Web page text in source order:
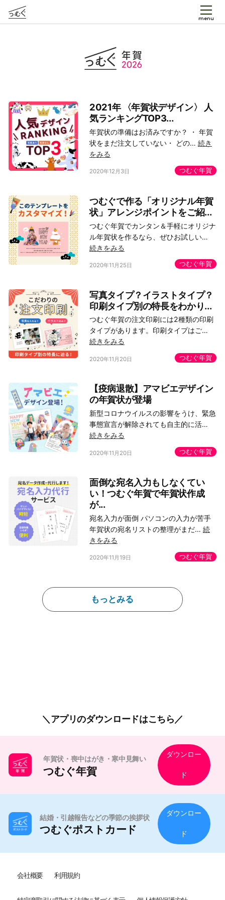
つむぐ年賀
2021年 〈年賀状デザイン〉 人
気ランキングTOP3...
年賀状の準備はお済みですか？ ・ 年賀
状をまだ注文していない・ どの…続き
をみる
2020年12月3日 つむぐ年賀
つむぐで作る「オリジナル年賀
状」アレンジポイントをご紹...
つむぐ年賀でカンタン＆手軽にオリジナ
ル年賀状を作るなら、ぜひお試しい…
続きをみる
2020年11月25日 つむぐ年賀
写真タイプ？イラストタイプ？
印刷タイプ別の特長をわかり...
つむぐ年賀の注文印刷には2種類の印刷
タイプがあります。印刷タイプはご…
続きをみる
2020年11月20日 つむぐ年賀
【疫病退散】アマビエデザイン
の年賀状が登場
新型コロナウイルスの影響をうけ、緊急
事態宣言が解除されても自主的に活…
続きをみる
2020年11月20日 つむぐ年賀
面倒な宛名入力もしなくてい
い！つむぐ年賀で年賀状作成
が...
宛名入力が面倒 パソコンの入力が苦手
年賀状の宛名リストの整理がまだ…続
きをみる
2020年11月19日 つむぐ年賀
もっとみる
アプリのダウンロードはこちら
年賀状・喪中はがき・寒中見舞い
つむぐ年賀
ダウンロー
ド
結婚・引越報告などの季節の挨拶状
つむぐポストカード
ダウンロー
ド
会社概要 利用規約
menu